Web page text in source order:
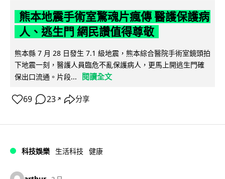
熊本地震手術室驚魂片瘋傳 醫護保護病
人、逃生門 網民讚值得尊敬
熊本縣 7 月 28 日發生 7.1 級地震，熊本綜合醫院手術室鏡頭拍
下地震一刻，醫護人員臨危不亂保護病人，更馬上開逃生門確
保出口流通。片段...
閱讀全文
69 23 ↗ 分享
科技娛樂 生活科技 健康